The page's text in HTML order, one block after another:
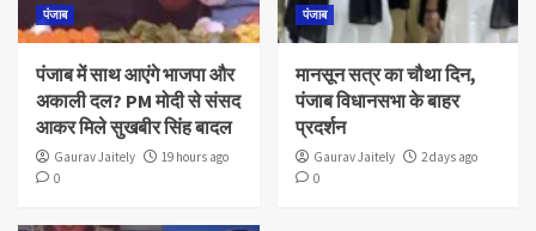
पंजाब
पंजाब में साथ आएंगे भाजपा और
अकाली दल? PM मोदी से संसद
आकर मिले सुखबीर सिंह बादल
Gaurav Jaitely
19 hours ago
0
पंजाब
मानसून सत्र का चौथा दिन,
पंजाब विधानसभा के बाहर
प्रदर्शन
Gaurav Jaitely
2 days ago
0